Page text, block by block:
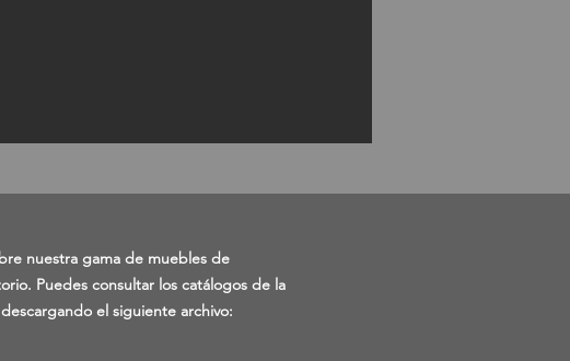
nuestra gama de muebles de
Puedes consultar los catálogos de la
el siguiente archivo: